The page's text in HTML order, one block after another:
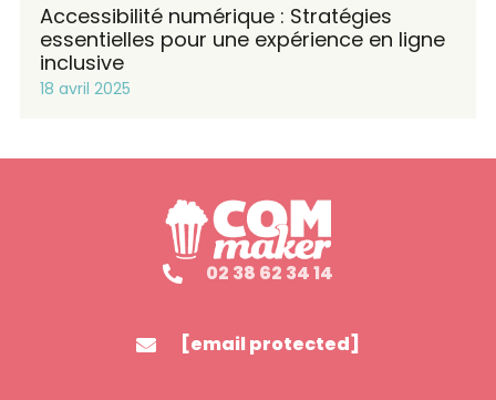
Accessibilité numérique : Stratégies
essentielles pour une expérience en ligne
inclusive
18 avril 2025
02 38 62 34 14
[email protected]